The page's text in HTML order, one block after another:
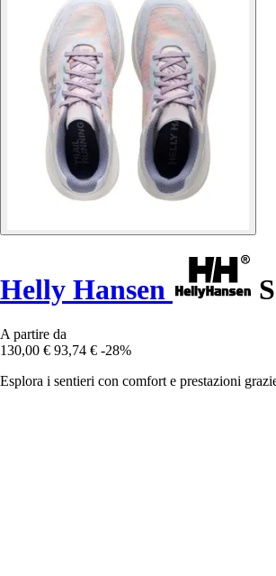
Helly Hansen
A partire da
130,00 € 93,74 € -28%
Esplora i sentieri con comfort e prestazioni